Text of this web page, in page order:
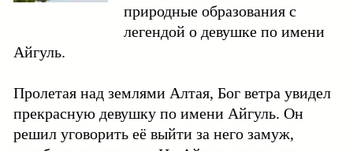
природные образования с
легендой о девушке по имени
Айгуль.
Пролетая над землями Алтая, Бог ветра увидел
прекрасную девушку по имени Айгуль. Он
решил уговорить её выйти за него замуж,